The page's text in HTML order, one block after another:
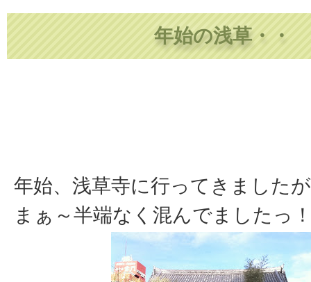
年始の浅草・・
年始、浅草寺に行ってきましたが
まぁ～半端なく混んでましたっ